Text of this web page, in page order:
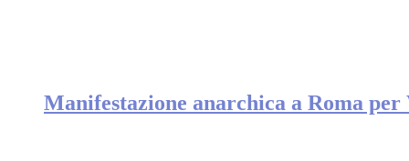
Manifestazione anarchica a Roma per